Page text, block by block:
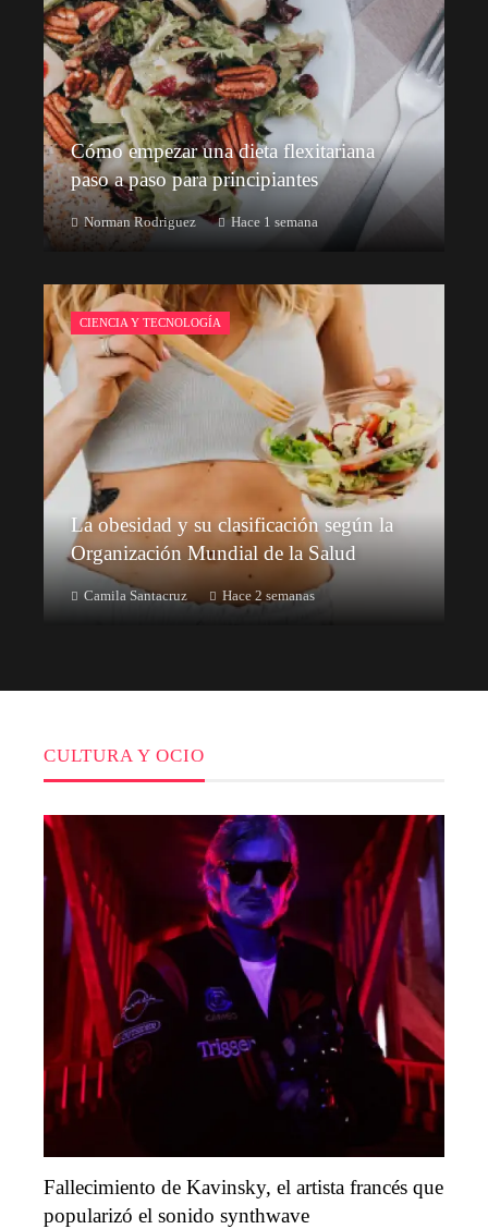
Cómo empezar una dieta flexitariana
paso a paso para principiantes
Norman Rodriguez Hace 1 semana
CIENCIA Y TECNOLOGÍA
La obesidad y su clasificación según la
Organización Mundial de la Salud
Camila Santacruz Hace 2 semanas
CULTURA Y OCIO
Fallecimiento de Kavinsky, el artista francés que
popularizó el sonido synthwave